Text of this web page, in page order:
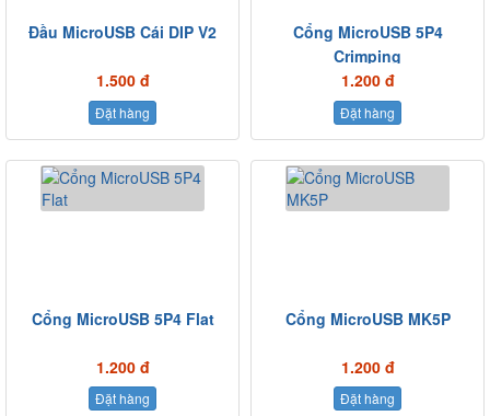
Đầu MicroUSB Cái DIP V2
1.500 đ
Đặt hàng
Cổng MicroUSB 5P4
Crimping
1.200 đ
Đặt hàng
Cổng MicroUSB 5P4 Flat
1.200 đ
Đặt hàng
Cổng MicroUSB MK5P
1.200 đ
Đặt hàng